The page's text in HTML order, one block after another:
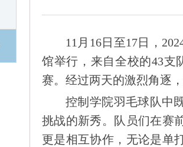
11月16日至17日，
馆举行，来自全校的43支
赛。经过两天的激烈角逐
控制学院羽毛球队中
挑战的新秀。队员们在赛
更是相互协作，无论是单